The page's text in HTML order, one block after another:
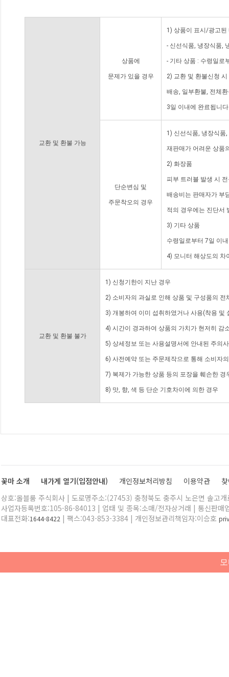
교환 및 환불 가능
상품에
문제가 있을 경우
1) 상품이 표시/광고된
- 신선식품, 냉장식품,
- 기타 상품 : 수령일로
2) 교환 및 환불신청
배송, 일부환불, 전체
3일 이내에 완료됩니
단순변심 및
주문착오의 경우
1) 신선식품, 냉장식품
재판매가 어려운 상품
2) 화장품
피부 트러블 발생 시
배송비는 판매자가 부
적의 경우에는 진단서
3) 기타 상품
수령일로부터 7일 이
4) 모니터 해상도의 차
교환 및 환불 불가
1) 신청기한이 지난 경우
2) 소비자의 과실로 인해 상품 및 구성품의
3) 개봉하여 이미 섭취하였거나 사용(착용 및
4) 시간이 경과하여 상품의 가치가 현저히 감
5) 상세정보 또는 사용설명서에 안내된 주의
6) 사전예약 또는 주문제작으로 통해 소비자
7) 복제가 가능한 상품 등의 포장을 훼손한 경
8) 맛, 향, 색 등 단순 기호차이에 의한 경우
꽃마 소개 내가게 열기(입점안내) 개인정보처리방침 이용약관
상호:올블룸 주식회사 | 도로명주소:(27453) 충청북도 충주시 노은면 솔고
사업자등록번호:105-86-84013 | 업태 및 종목:소매/전자상거래 | 통신판매
대표전화:1644-8422 | 팩스:043-853-3384 | 개인정보관리책임자:이승호